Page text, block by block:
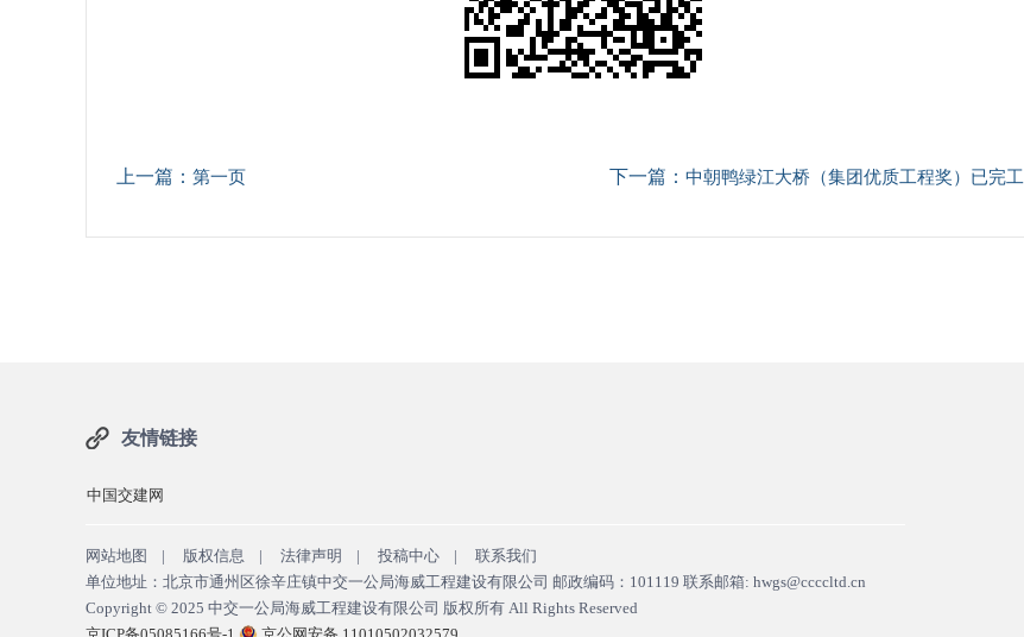
上一篇： 第一页 下一篇： 中朝鸭绿江大桥（集团优质工程奖）已完工
友情链接
中国交建网
网站地图 | 版权信息 | 法律声明 | 投稿中心 |
联系我们
单位地址：北京市通州区徐辛庄镇中交一公局海威工程建设有限公司 邮政编码：101119 联系邮箱: hwgs@ccccltd.cn
Copyright © 2025 中交一公局海威工程建设有限公司 版权所有 All Rights Reserved